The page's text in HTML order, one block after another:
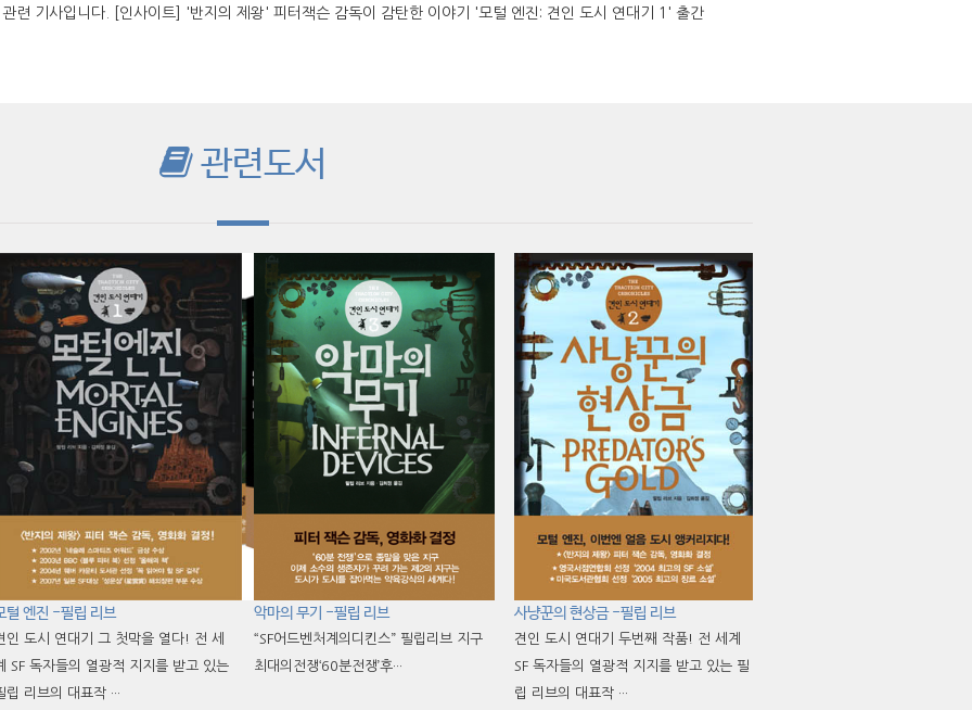
련 기사입니다. [인사이트] '반지의 제왕' 피터잭슨 감독이 감탄한 이야기 '모털 엔진: 견인 도시 연대기 1' 출간
관련도서
털 엔진 -필립 리브
인 도시 연대기 그 첫막을 열다! 전 세
SF 독자들의 열광적 지지를 받고 있는
립 리브의 대표작 ···
악마의 무기 -필립 리브
“SF어드벤처계의디킨스” 필립리브 지구
최대의전쟁‘60분전쟁’후···
사냥꾼의 현상금 -필립 리브
견인 도시 연대기 두번째 작품! 전 세계
SF 독자들의 열광적 지지를 받고 있는 필
립 리브의 대표작 ···